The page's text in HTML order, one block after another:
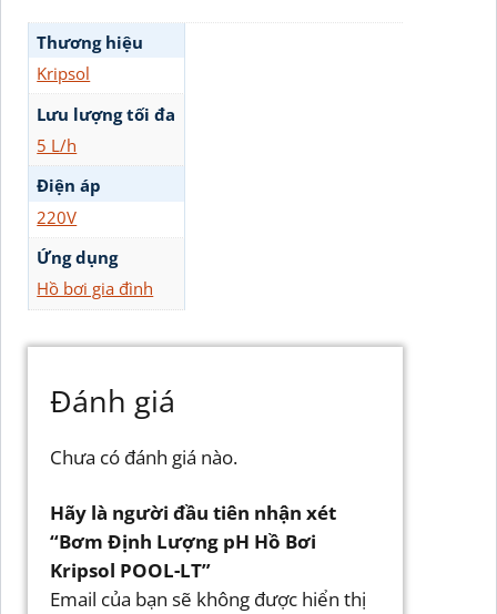
Thương hiệu
Kripsol
Lưu lượng tối đa
5 L/h
Điện áp
220V
Ứng dụng
Hồ bơi gia đình
Đánh giá
Chưa có đánh giá nào.
Hãy là người đầu tiên nhận xét
“Bơm Định Lượng pH Hồ Bơi
Kripsol POOL-LT”
Email của bạn sẽ không được hiển thị